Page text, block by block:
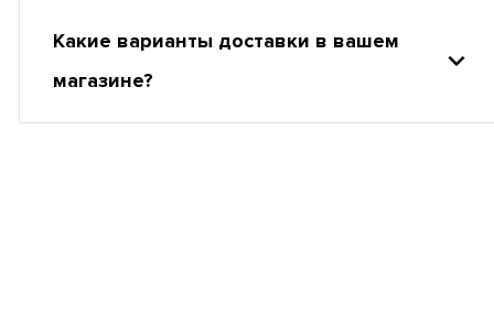
Какие варианты доставки в вашем
магазине?